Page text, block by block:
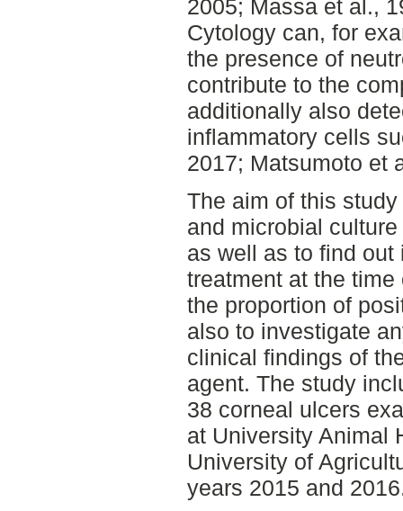
2005; Massa et al.,
Cytology can, for
the presence of
contribute to the
additionally also
inflammatory cells
2017; Matsumoto et
The aim of this
and microbial
as well as to find
treatment at the
the proportion of
also to investigate
clinical findings of
agent. The study
38 corneal ulcers
at University Animal
University of
years 2015 and